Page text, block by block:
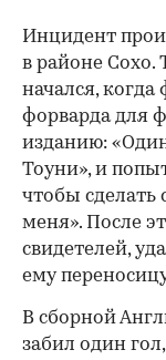
Инцидент
в районе Сохо.
начался,
форварда для
изданию:
Тоуни», и
чтобы сделать
меня». После
свидетелей,
ему
В сборной
забил один